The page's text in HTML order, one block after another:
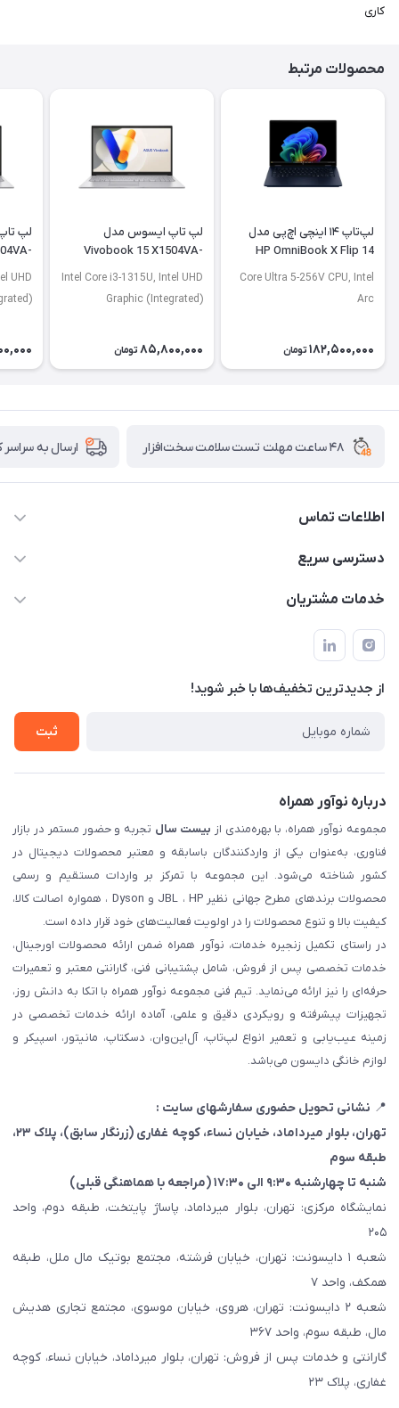
کاری
محصولات مرتبط
لپ‌تاپ ۱۴ اینچی اچ‌پی مدل
HP OmniBook X Flip 14
FM0013dx
Core Ultra 5-256V CPU, Intel
Arc
182,500,000 تومان
لپ تاپ ایسوس مدل
Vivobook 15 X1504VA-
BQ4675
Intel Core i3-1315U, Intel UHD
Graphic (Integrated)
85,800,000 تومان
لپ
UHD
۴۸ ساعت مهلت تست سلامت سخت‌افزار ارسال به
اطلاعات تماس
02122913967
۲۳، طبقه سوم
دسترسی سریع
لیست محصولات
حساب کاربری
تماس با ما
خدمات مشتریان
قوانین و مقررات
حریم خصوصی
شرایط گارانتی
ثبت شکایت
از جدید‌ترین تخفیف‌ها با‌ خبر شوید!
ثبت
درباره نوآور همراه
مجموعه نوآور همراه، با بهره‌مندی از بیست سال تجربه و حضور مستمر در بازار
فناوری، به‌عنوان یکی از واردکنندگان باسابقه و معتبر محصولات دیجیتال در
کشور شناخته می‌شود. این مجموعه با تمرکز بر واردات مستقیم و رسمی
محصولات برندهای مطرح جهانی نظیر JBL ، HP و Dyson ، همواره اصالت کالا،
کیفیت بالا و تنوع محصولات را در اولویت فعالیت‌های خود قرار داده است.
در راستای تکمیل زنجیره خدمات، نوآور همراه ضمن ارائه محصولات اورجینال،
خدمات تخصصی پس از فروش، شامل پشتیبانی فنی، گارانتی معتبر و تعمیرات
حرفه‌ای را نیز ارائه می‌نماید. تیم فنی مجموعه نوآور همراه با اتکا به دانش روز،
تجهیزات پیشرفته و رویکردی دقیق و علمی، آماده ارائه خدمات تخصصی در
زمینه عیب‌یابی و تعمیر انواع لپ‌تاپ، آل‌این‌وان، دسکتاپ، مانیتور، اسپیکر و
لوازم خانگی دایسون می‌باشد.
📍 نشانی تحویل حضوری سفارشهای سایت :
تهران، بلوار میرداماد، خیابان نساء، کوچه غفاری (زرنگار سابق)
، پلاک ۲۳،
طبقه سوم
شنبه تا چهارشنبه ۹:۳۰ الی ۱۷:۳۰ (مراجعه با هماهنگی قبلی)
نمایشگاه مرکزی: تهران، بلوار میرداماد، پاساژ پایتخت، طبقه دوم، واحد
۲۰۵
شعبه ۱ دایسونت: تهران، خیابان فرشته، مجتمع بوتیک مال ملل، طبقه
همکف، واحد ۷
شعبه ۲ دایسونت: تهران، هروی، خیابان موسوی، مجتمع تجاری هدیش
مال، طبقه سوم، واحد ۳۶۷
گارانتی و خدمات پس از فروش: تهران، بلوار میرداماد، خیابان نساء، کوچه
غفاری، پلاک ۲۳